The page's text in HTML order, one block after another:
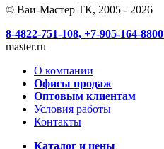
© Ваи-Мастер ТК, 2005 - 2026
8-4822-751-108, +7-905-164-8800
master.ru
О компании
Офисы продаж
Оптовым клиентам
Условия работы
Контакты
Каталог и цены